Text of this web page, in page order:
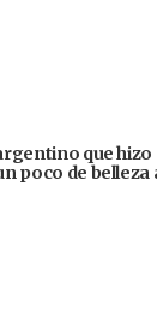
que
poco de belleza